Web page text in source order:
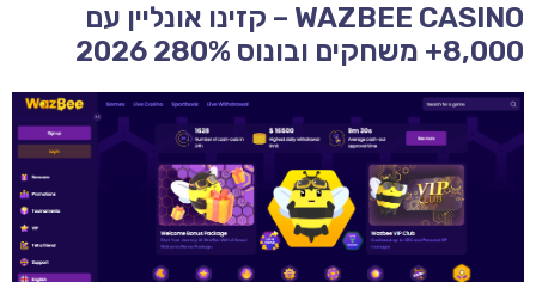
WAZBEE CASINO – קזינו אונליין עם
8,000+ משחקים ובונוס 280% 2026